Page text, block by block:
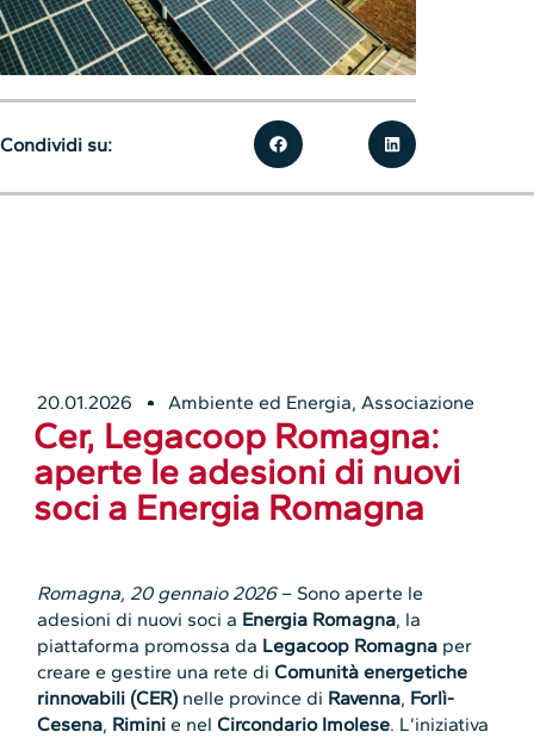
20.01.2026 Ambiente ed Energia,Associazione
Cer, Legacoop Romagna:
aperte le adesioni di nuovi
soci a Energia Romagna
Romagna, 20 gennaio 2026– Sono aperte le
adesioni di nuovi soci a Energia Romagna, la
piattaforma promossa da Legacoop Romagna per
creare e gestire una rete diComunità energetiche
rinnovabili (CER)nelle province di Ravenna, Forlì-
Cesena, Rimini e nelCircondario Imolese. L’iniziativa
Condividi su: